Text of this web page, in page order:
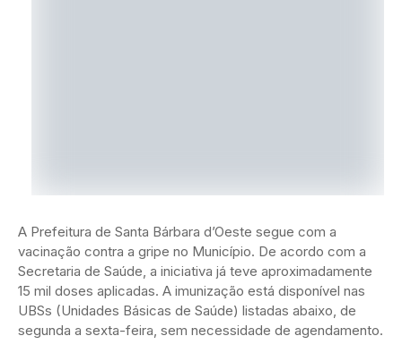
A Prefeitura de Santa Bárbara d’Oeste segue com a
vacinação contra a gripe no Município. De acordo com a
Secretaria de Saúde, a iniciativa já teve aproximadamente
15 mil doses aplicadas. A imunização está disponível nas
UBSs (Unidades Básicas de Saúde) listadas abaixo, de
segunda a sexta-feira, sem necessidade de agendamento.